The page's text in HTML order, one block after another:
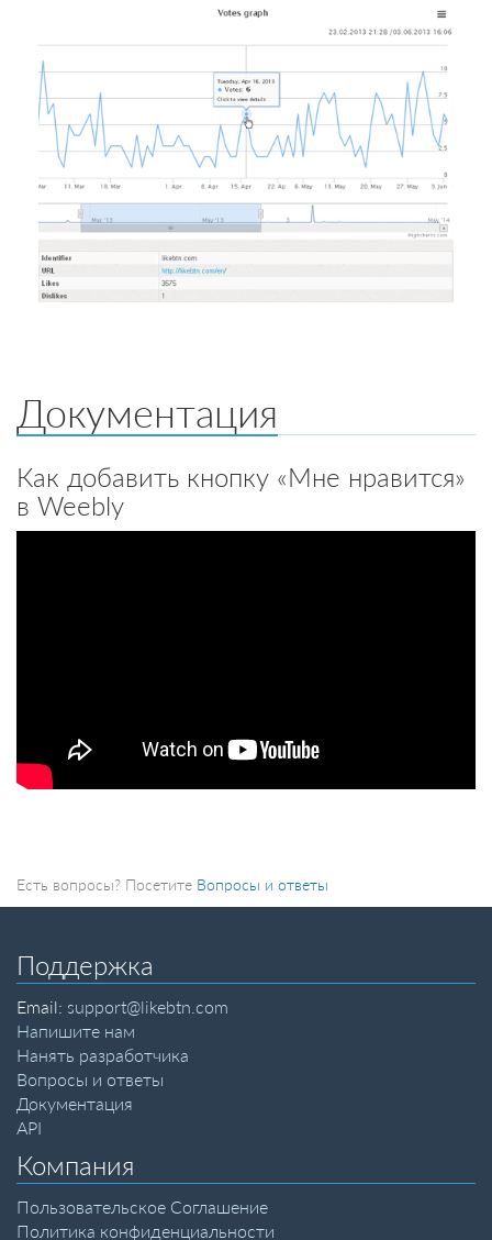
Документация
Как добавить кнопку «Мне нравится»
в Weebly
Есть вопросы? Посетите Вопросы и ответы
Поддержка
Email: support@likebtn.com
Напишите нам
Нанять разработчика
Вопросы и ответы
Документация
API
Компания
Пользовательское Соглашение
Политика конфиденциальности